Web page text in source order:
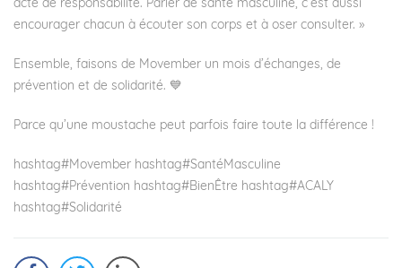
acte de responsabilité. Parler de santé masculine, c’est aussi
encourager chacun à écouter son corps et à oser consulter. »
Ensemble, faisons de Movember un mois d’échanges, de
prévention et de solidarité. 💙
Parce qu’une moustache peut parfois faire toute la différence !
hashtag#Movember hashtag#SantéMasculine
hashtag#Prévention hashtag#BienÊtre hashtag#ACALY
hashtag#Solidarité